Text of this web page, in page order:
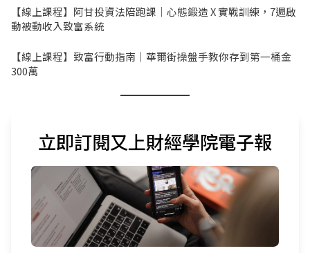
【線上課程】阿甘投資法陪跑課｜心態鍛造 X 實戰訓練，7週啟
動被動收入致富系統
【線上課程】致富行動指南｜華爾街操盤手教你存到第一桶金
300萬
立即訂閱又上財經學院電子報